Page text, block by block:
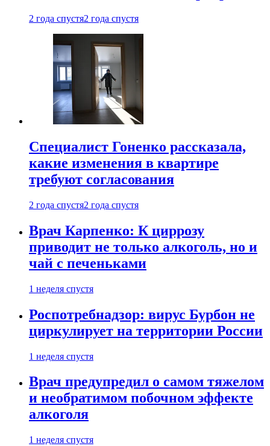
2 года спустя2 года спустя
Специалист Гоненко рассказала,
какие изменения в квартире
требуют согласования
2 года спустя2 года спустя
Врач Карпенко: К циррозу
приводит не только алкоголь, но и
чай с печеньками
1 неделя спустя
Роспотребнадзор: вирус Бурбон не
циркулирует на территории России
1 неделя спустя
Врач предупредил о самом тяжелом
и необратимом побочном эффекте
алкоголя
1 неделя спустя